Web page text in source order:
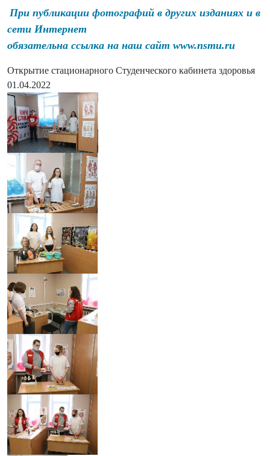
При публикации фотографий в других изданиях и в
сети Интернет
обязательна ссылка на наш сайт www.nsmu.ru
Открытие стационарного Студенческого кабинета здоровья
01.04.2022